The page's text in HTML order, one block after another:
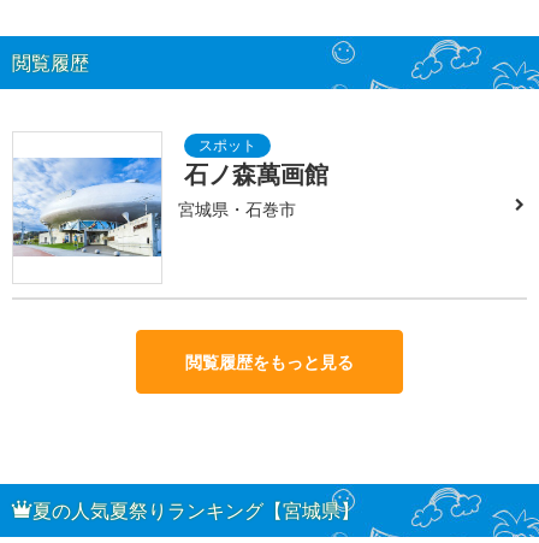
閲覧履歴
石ノ森萬画館
宮城県・石巻市
閲覧履歴をもっと見る
夏の人気夏祭りランキング【宮城県】